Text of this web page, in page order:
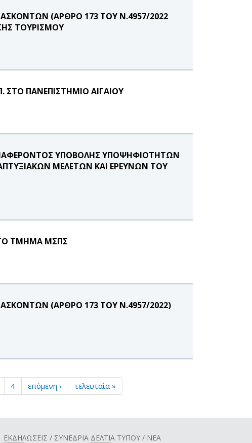
(ΑΡΘΡΟ 173 ΤΟΥ Ν.4957/2022
ΤΟΥΡΙΣΜΟΥ
ΠΑΝΕΠΙΣΤΗΜΙΟ ΑΙΓΑΙΟΥ
ΥΠΟΒΟΛΗΣ ΥΠΟΨΗΦΙΟΤΗΤΩΝ
ΜΕΛΕΤΩΝ ΚΑΙ ΕΡΕΥΝΩΝ ΤΟΥ
ΤΜΗΜΑ ΜΣΠΣ
(ΑΡΘΡΟ 173 ΤΟΥ Ν.4957/2022)
4 επόμενη › τελευταία »
ΕΚΔΗΛΩΣΕΙΣ / ΣΥΝΕΔΡΙΑ ΔΕΛΤΙΑ ΤΥΠΟΥ / ΝΕΑ